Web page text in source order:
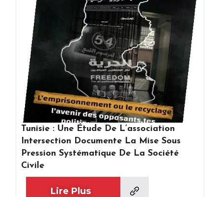
Tunisie : Une Étude De L’association
Intersection Documente La Mise Sous
Pression Systématique De La Société
Civile
Lire Plus